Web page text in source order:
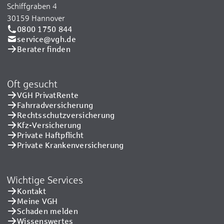
Schiffgraben 4
30159 Hannover
0800 1750 844
service@vgh.de
Berater finden
Oft gesucht
VGH PrivatRente
Fahrradversicherung
Rechtsschutzversicherung
Kfz-Versicherung
Private Haftpflicht
Private Kranken­versicherung
Wichtige Services
Kontakt
Meine VGH
Schaden melden
Wissenswertes